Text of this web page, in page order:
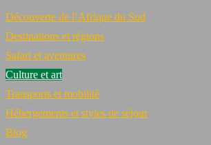
Découverte de l’Afrique du Sud
Destinations et régions
Safari et aventures
Culture et art
Transports et mobilité
Hébergements et styles de séjour
Blog